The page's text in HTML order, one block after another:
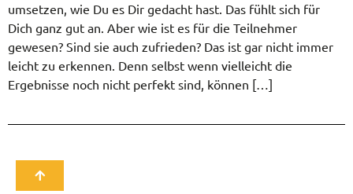
umsetzen, wie Du es Dir gedacht hast. Das fühlt sich für
Dich ganz gut an. Aber wie ist es für die Teilnehmer
gewesen? Sind sie auch zufrieden? Das ist gar nicht immer
leicht zu erkennen. Denn selbst wenn vielleicht die
Ergebnisse noch nicht perfekt sind, können […]